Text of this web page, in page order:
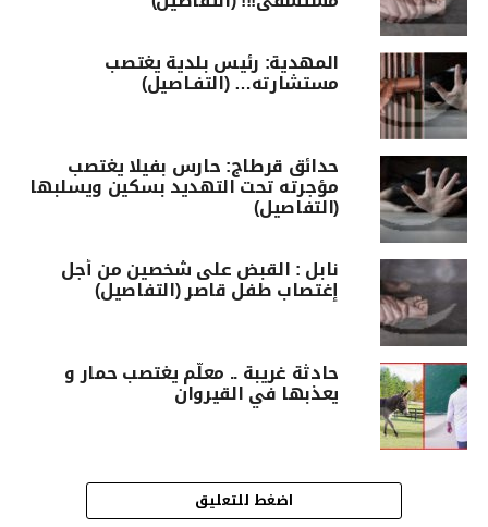
المهدية: رئيس بلدية يغتصب
مستشارته… (التفـاصيل)
حدائق قرطاج: حارس بفيلا يغتصب
مؤجرته تحت التهديد بسكين ويسلبها
(التفاصيل)
نابل : القبض على شخصين من أجل
إغتصاب طفل قاصر (التفاصيل)
حادثة غريبة .. معلّم يغتصب حمار و
يعذبها في القيروان
اضغط للتعليق